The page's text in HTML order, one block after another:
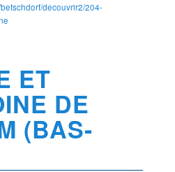
decouvrir2/204-
ET
DE
(BAS-